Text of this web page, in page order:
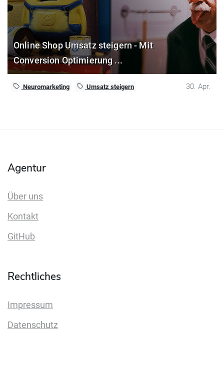
Online Shop Umsatz steigern - Mit
Conversion Optimierung ...
Neuromarketing Umsatz steigern 30. Apr.
Agentur
Über uns
Kontakt
GitHub
Rechtliches
Impressum
Datenschutz